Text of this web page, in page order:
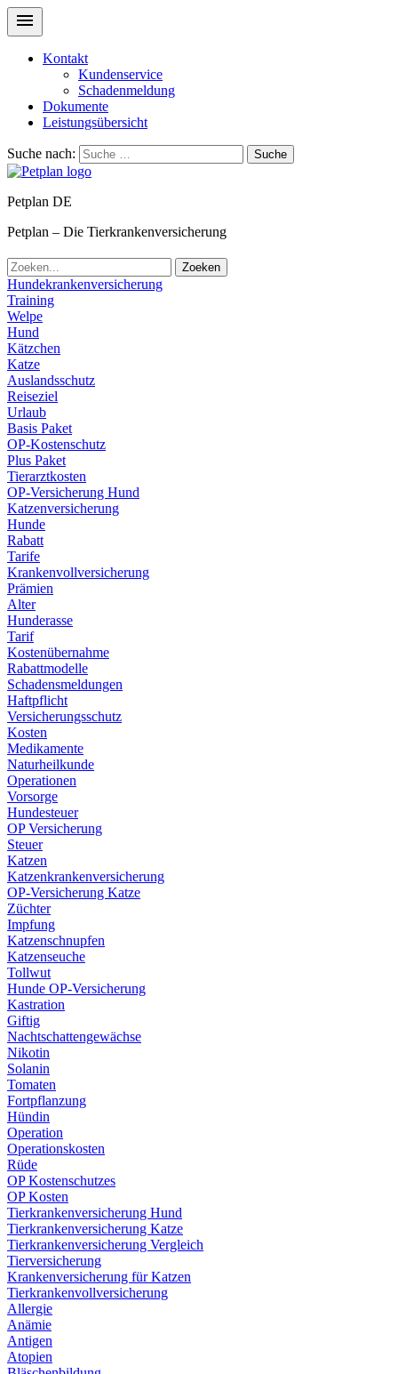
Kontakt
Kundenservice
Schadenmeldung
Dokumente
Leistungsübersicht
Suche nach: Suche
Petplan DE
Petplan – Die Tierkrankenversicherung
Zoeken
Hundekrankenversicherung
Training
Welpe
Hund
Kätzchen
Katze
Auslandsschutz
Reiseziel
Urlaub
Basis Paket
OP-Kostenschutz
Plus Paket
Tierarztkosten
OP-Versicherung Hund
Katzenversicherung
Hunde
Rabatt
Tarife
Krankenvollversicherung
Prämien
Alter
Hunderasse
Tarif
Kostenübernahme
Rabattmodelle
Schadensmeldungen
Haftpflicht
Versicherungsschutz
Kosten
Medikamente
Naturheilkunde
Operationen
Vorsorge
Hundesteuer
OP Versicherung
Steuer
Katzen
Katzenkrankenversicherung
OP-Versicherung Katze
Züchter
Impfung
Katzenschnupfen
Katzenseuche
Tollwut
Hunde OP-Versicherung
Kastration
Giftig
Nachtschattengewächse
Nikotin
Solanin
Tomaten
Fortpflanzung
Hündin
Operation
Operationskosten
Rüde
OP Kostenschutzes
OP Kosten
Tierkrankenversicherung Hund
Tierkrankenversicherung Katze
Tierkrankenversicherung Vergleich
Tierversicherung
Krankenversicherung für Katzen
Tierkrankenvollversicherung
Allergie
Anämie
Antigen
Atopien